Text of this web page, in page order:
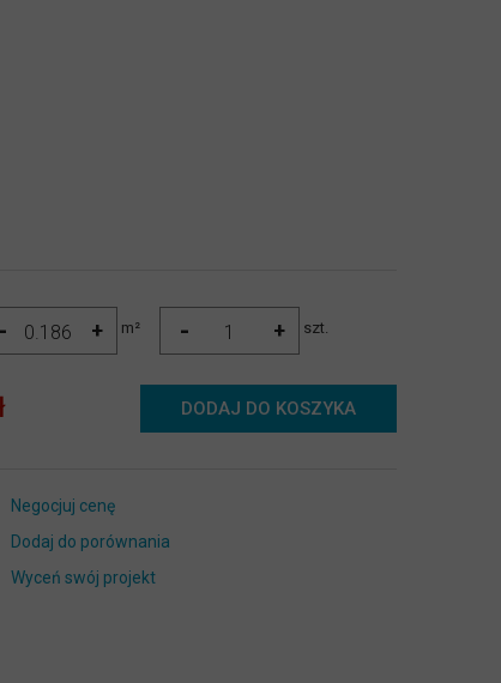
- + m² - + szt.
DODAJ DO KOSZYKA
Negocjuj cenę
Dodaj do porównania
Wyceń swój projekt